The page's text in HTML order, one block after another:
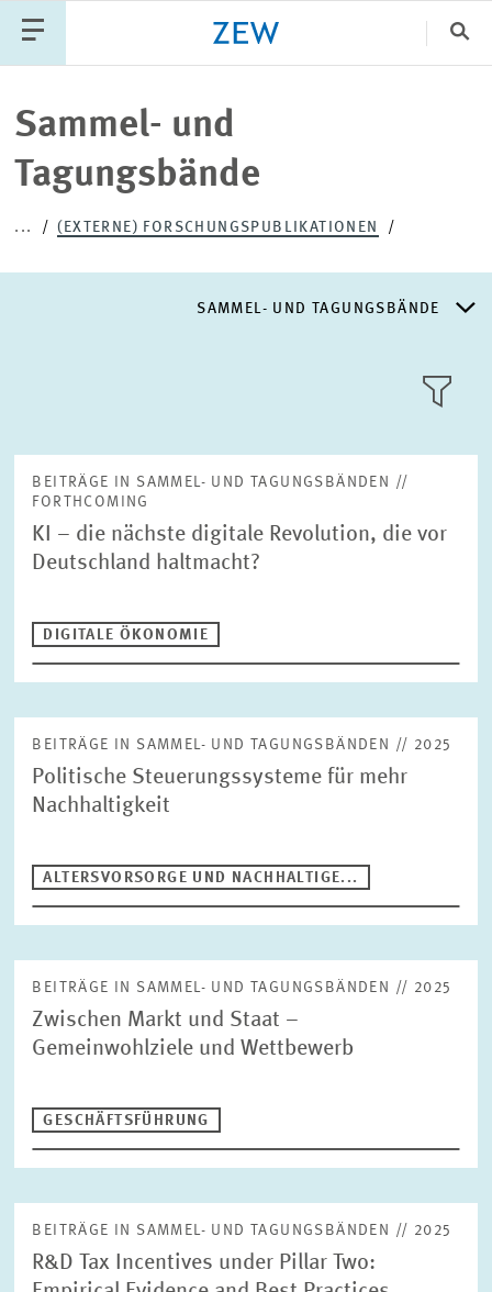
VERANSTALTUNGEN AKTUELLES
Sammel- und
Tagungsbände
... (EXTERNE) FORSCHUNGSPUBLIKATIONEN
SAMMEL- UND TAGUNGSBÄNDE
REFERIERTE FACHZEITSCHRIFTEN
FACHZEITSCHRIFTEN
DISCUSSION UND WORKING PAPERS
MONOGRAPHIEN
KACHEL
Suche
Publikationstyp
Bereiche
ALTERSVORSORGE UND NACHHALTIGE FINANZMÄRKTE
ARBEITSMÄRKTE UND SOZIALVERSICHERUNGEN
GESUNDHEITSMÄRKTE UND GESUNDHEITSPOLITIK
UNGLEICHHEIT UND VERTEILUNGSPOLITIK
UNTERNEHMENSBESTEUERUNG UND ÖFFENTLICHE
FINANZWIRTSCHAFT
KOMMUNIKATION PRESSE UND REDAKTION
DESIGN
INTERNATIONALES UND ÖFFENTLICHKEITSARBEIT
ZENTRALE DIENSTLEISTUNGEN HR
BEITRÄGE IN SAMMEL- UND TAGUNGSBÄNDEN //
FORTHCOMING
KI – die nächste digitale Revolution, die vor
Deutschland haltmacht?
DIGITALE ÖKONOMIE
BEITRÄGE IN SAMMEL- UND TAGUNGSBÄNDEN // 2025
Politische Steuerungssysteme für mehr
Nachhaltigkeit
ALTERSVORSORGE UND NACHHALTIGE...
BEITRÄGE IN SAMMEL- UND TAGUNGSBÄNDEN // 2025
Zwischen Markt und Staat –
Gemeinwohlziele und Wettbewerb
GESCHÄFTSFÜHRUNG
BEITRÄGE IN SAMMEL- UND TAGUNGSBÄNDEN // 2025
R&D Tax Incentives under Pillar Two: